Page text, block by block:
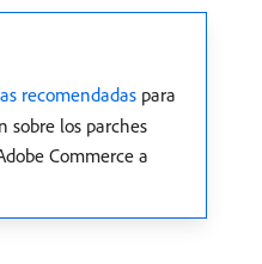
recomendadas para
sobre los parches
Commerce a